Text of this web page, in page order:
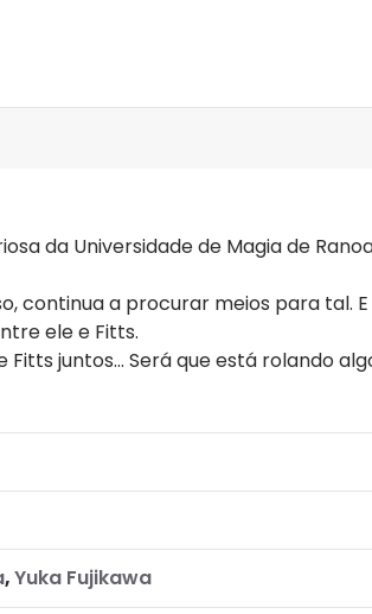
da Universidade de Magia de
continua a procurar meios para tal.
ele e Fitts.
juntos... Será que está rolando
,Yuka Fujikawa